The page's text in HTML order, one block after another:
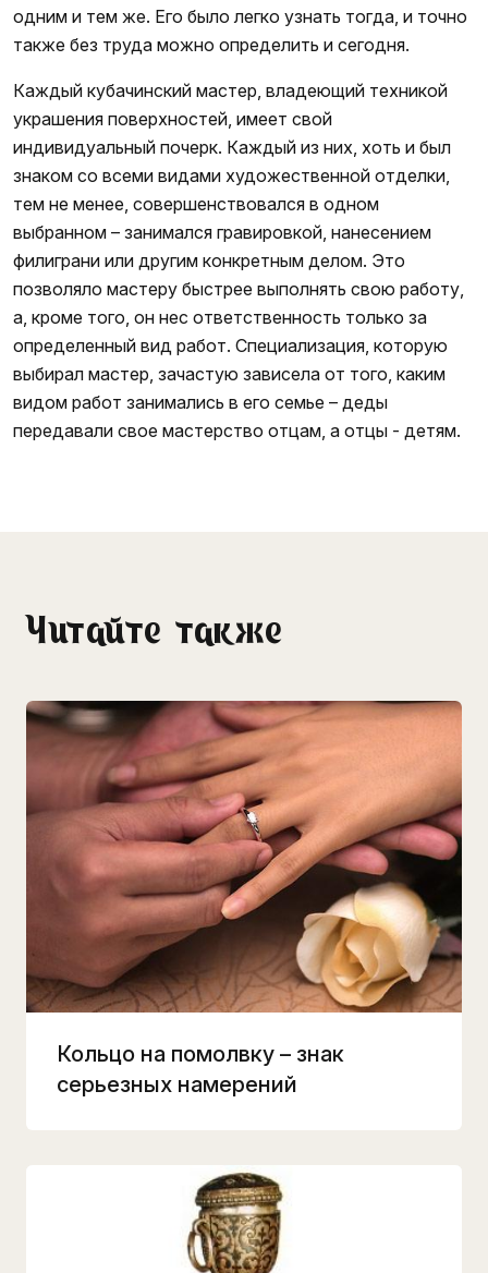
одним и тем же. Его было легко узнать тогда, и точно
также без труда можно определить и сегодня.
Каждый кубачинский мастер, владеющий техникой
украшения поверхностей, имеет свой
индивидуальный почерк. Каждый из них, хоть и был
знаком со всеми видами художественной отделки,
тем не менее, совершенствовался в одном
выбранном – занимался гравировкой, нанесением
филиграни или другим конкретным делом. Это
позволяло мастеру быстрее выполнять свою работу,
а, кроме того, он нес ответственность только за
определенный вид работ. Специализация, которую
выбирал мастер, зачастую зависела от того, каким
видом работ занимались в его семье – деды
передавали свое мастерство отцам, а отцы - детям.
Читайте также
Кольцо на помолвку – знак
серьезных намерений